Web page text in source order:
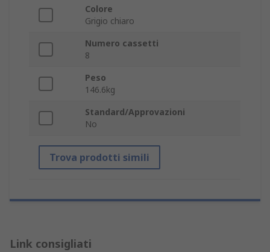
Colore
Grigio chiaro
Numero cassetti
8
Peso
146.6kg
Standard/Approvazioni
No
Trova prodotti simili
Link consigliati